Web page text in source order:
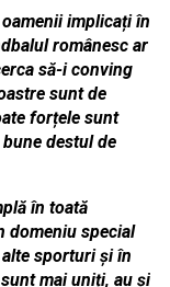
implicați în
românesc ar
să-i conving
sunt de
forțele sunt
destul de
în toată
domeniu special
sporturi și în
mai uniți, au și